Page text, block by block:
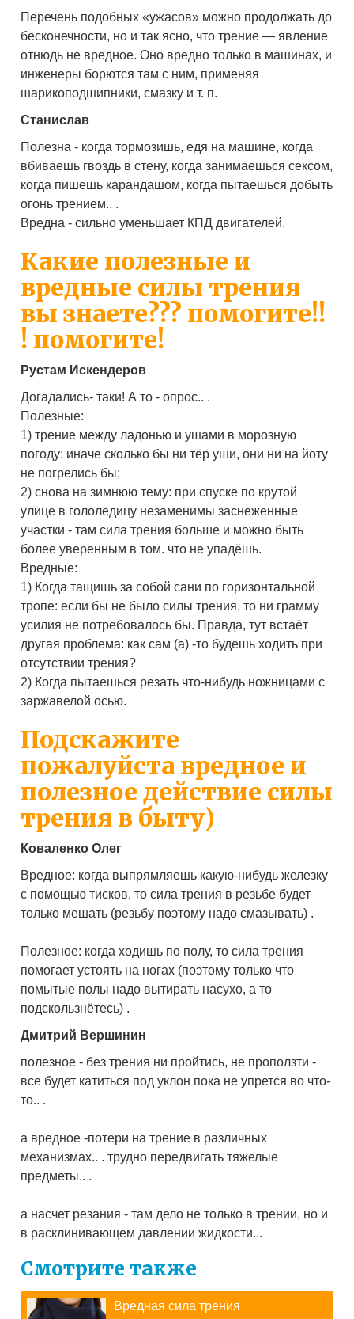
Перечень подобных «ужасов» можно продолжать до
бесконечности, но и так ясно, что трение — явление
отнюдь не вредное. Оно вредно только в машинах, и
инженеры борются там с ним, применяя
шарикоподшипники, смазку и т. п.
Станислав
Полезна - когда тормозишь, едя на машине, когда
вбиваешь гвоздь в стену, когда занимаешься сексом,
когда пишешь карандашом, когда пытаешься добыть
огонь трением.. .
Вредна - сильно уменьшает КПД двигателей.
Какие полезные и
вредные силы трения
вы знаете??? помогите!!
! помогите!
Рустам Искендеров
Догадались- таки! А то - опрос.. .
Полезные:
1) трение между ладонью и ушами в морозную
погоду: иначе сколько бы ни тёр уши, они ни на йоту
не погрелись бы;
2) снова на зимнюю тему: при спуске по крутой
улице в гололедицу незаменимы заснеженные
участки - там сила трения больше и можно быть
более уверенным в том. что не упадёшь.
Вредные:
1) Когда тащишь за собой сани по горизонтальной
тропе: если бы не было силы трения, то ни грамму
усилия не потребовалось бы. Правда, тут встаёт
другая проблема: как сам (а) -то будешь ходить при
отсутствии трения?
2) Когда пытаешься резать что-нибудь ножницами с
заржавелой осью.
Подскажите
пожалуйста вредное и
полезное действие силы
трения в быту)
Коваленко Олег
Вредное: когда выпрямляешь какую-нибудь железку
с помощью тисков, то сила трения в резьбе будет
только мешать (резьбу поэтому надо смазывать) .
Полезное: когда ходишь по полу, то сила трения
помогает устоять на ногах (поэтому только что
помытые полы надо вытирать насухо, а то
подскользнётесь) .
Дмитрий Вершинин
полезное - без трения ни пройтись, не проползти -
все будет катиться под уклон пока не упрется во что-
то.. .
а вредное -потери на трение в различных
механизмах.. . трудно передвигать тяжелые
предметы.. .
а насчет резания - там дело не только в трении, но и
в расклинивающем давлении жидкости...
Смотрите также
Вредная сила трения